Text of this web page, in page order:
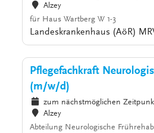
Alzey
für Haus Wartberg W 1-3
Landeskrankenhaus (AöR)
Pflegefachkraft
(m/w/d)
zum nächstmöglichen
Alzey
Abteilung Neurologische